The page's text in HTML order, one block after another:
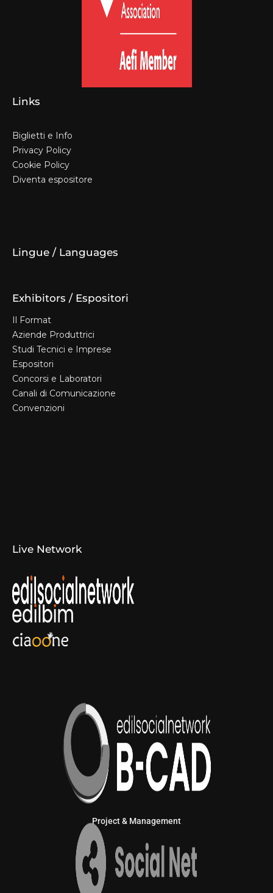
Links
Biglietti e Info
Privacy Policy
Cookie Policy
Diventa espositore
Lingue / Languages
Exhibitors / Espositori
Il Format
Aziende Produttrici
Studi Tecnici e Imprese
Espositori
Concorsi e Laboratori
Canali di Comunicazione
Convenzioni
Live Network
Project & Management